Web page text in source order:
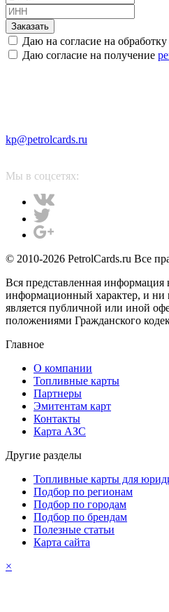
Заказать
Даю на согласие на обработку
Даю согласие на получение
kp@petrolcards.ru
Мы в соцсетях:
© 2010-2026 PetrolCards.ru Все
Вся представленная информация
информационный характер, и ни
является публичной или иной
положениями Гражданского
Главное
О компании
Топливные карты
Партнеры
Эмитентам карт
Контакты
Карта АЗС
Другие разделы
Топливные карты для
Подбор по регионам
Подбор по городам
Подбор по брендам
Полезные статьи
Карта сайта
×